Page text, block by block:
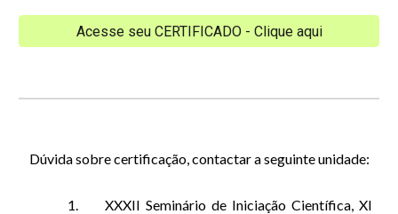
Acesse seu CERTIFICADO - Clique aqui
Dúvida sobre certificação, contactar a seguinte unidade:
1.
XXXII Seminário de Iniciação Científica, XI